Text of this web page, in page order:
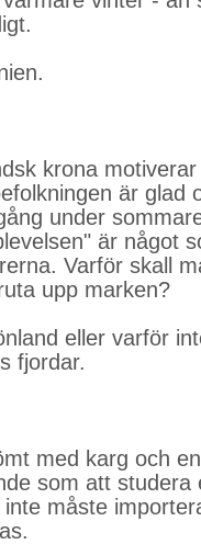
krona
är glad
under
är något
Varför skall
upp marken?
eller varför
fjordar.
med karg och
som att studera
måste